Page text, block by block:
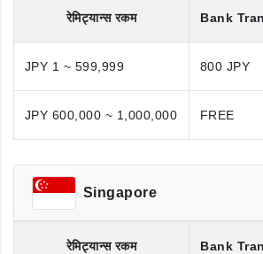
रेमिट्यान्स रकम Bank
JPY 1 ~ 599,999 800 JPY
JPY 600,000 ~ 1,000,000 FREE
Singapore
रेमिट्यान्स रकम Bank